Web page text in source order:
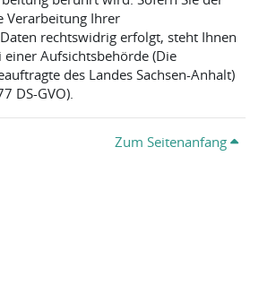
Verarbeitung Ihrer
rechtswidrig erfolgt, steht Ihnen
einer Aufsichtsbehörde (Die
des Landes Sachsen-Anhalt)
DS-GVO).
Zum Seitenanfang